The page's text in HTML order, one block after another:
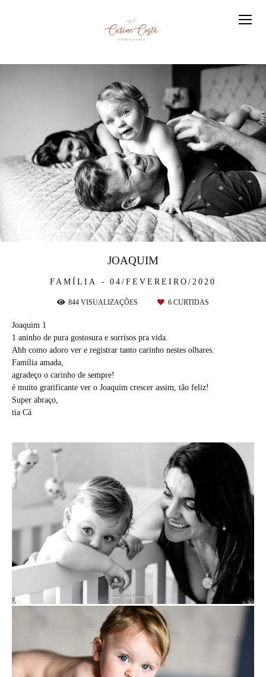
FAMÍLIA 04/FEVEREIRO/2020
JOAQUIM
844 VISUALIZAÇÕES 6 CURTIDAS
Joaquim 1
1 aninho de pura gostosura e sorrisos pra vida.
Ahh como adoro ver e registrar tanto carinho nestes olhares.
Família amada,
agradeço o carinho de sempre!
é muito gratificante ver o Joaquim crescer assim, tão feliz!
Super abraço,
tia Cá